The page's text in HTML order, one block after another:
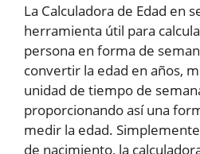
La Calculadora de Edad en
herramienta útil para
persona en forma de
convertir la edad en años,
unidad de tiempo de
proporcionando así una
medir la edad.
de nacimiento, la